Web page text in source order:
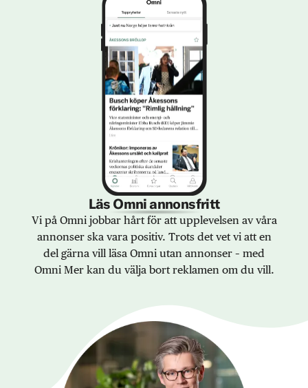
Läs Omni annonsfritt
Vi på Omni jobbar hårt för att upplevelsen av våra
annonser ska vara positiv. Trots det vet vi att en
del gärna vill läsa Omni utan annonser – med
Omni Mer kan du välja bort reklamen om du vill.